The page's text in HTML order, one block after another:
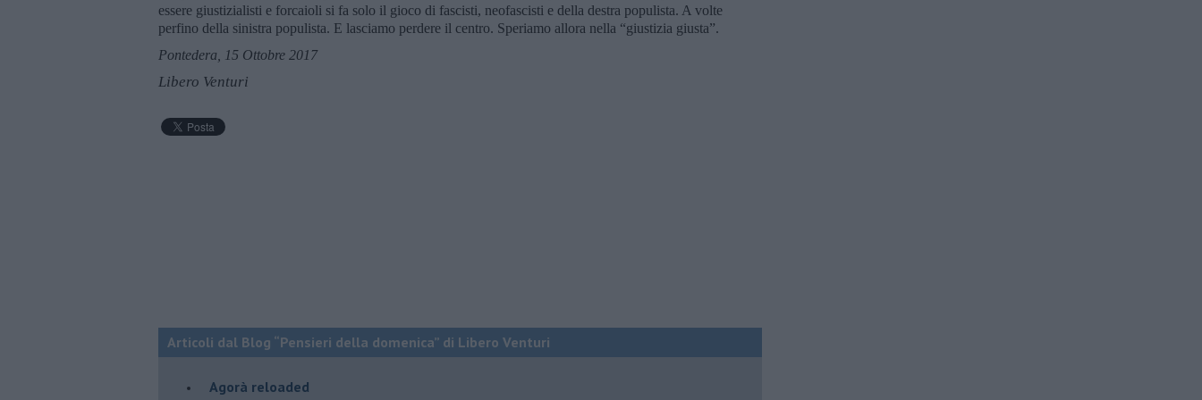
essere giustizialisti e forcaioli si fa solo il gioco di fascisti, neofascisti e della destra populista. A volte
perfino della sinistra populista. E lasciamo perdere il centro. Speriamo allora nella “giustizia giusta”.
Pontedera, 15 Ottobre 2017
Libero Venturi
Articoli dal Blog “Pensieri della domenica” di Libero Venturi
​Agorà reloaded